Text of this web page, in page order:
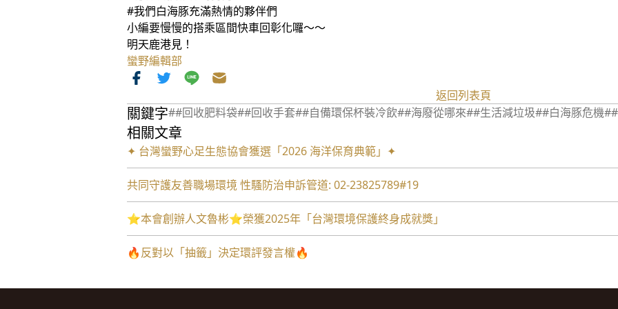
#我們白海豚充滿熱情的夥伴們
小編要慢慢的搭乘區間快車回彰化囉～～
明天鹿港見！
蠻野編輯部
返回列表頁
關鍵字##回收肥料袋##回收手套##自備環保杯裝冷飲##海廢從哪來##生活減垃圾##白海豚危機
相關文章
✦ 台灣蠻野心足生態協會獲選「2026 海洋保育典範」✦
共同守護友善職場環境 性騷防治申訴管道: 02-23825789#19
⭐️本會創辦人文魯彬⭐️榮獲2025年「台灣環境保護終身成就獎」
🔥反對以「抽籤」決定環評發言權🔥